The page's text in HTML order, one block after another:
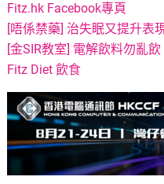
Fitz.hk Facebook專頁
[唔係禁藥] 治失眠又提升表
[金SIR教室] 電解飲料勿亂飲
Fitz Diet 飲食